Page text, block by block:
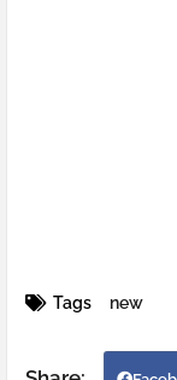
Tags new